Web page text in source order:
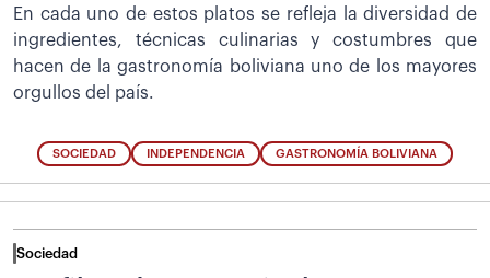
En cada uno de estos platos se refleja la diversidad de
ingredientes, técnicas culinarias y costumbres que
hacen de la gastronomía boliviana uno de los mayores
orgullos del país.
SOCIEDAD INDEPENDENCIA GASTRONOMÍA BOLIVIANA
Sociedad